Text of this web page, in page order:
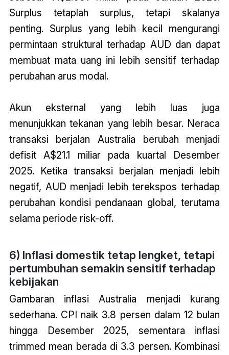
Surplus tetaplah surplus, tetapi skalanya
penting. Surplus yang lebih kecil mengurangi
permintaan struktural terhadap AUD dan dapat
membuat mata uang ini lebih sensitif terhadap
perubahan arus modal.
Akun eksternal yang lebih luas juga
menunjukkan tekanan yang lebih besar. Neraca
transaksi berjalan Australia berubah menjadi
defisit A$21.1 miliar pada kuartal Desember
2025. Ketika transaksi berjalan menjadi lebih
negatif, AUD menjadi lebih terekspos terhadap
perubahan kondisi pendanaan global, terutama
selama periode risk-off.
6) Inflasi domestik tetap lengket, tetapi
pertumbuhan semakin sensitif terhadap
kebijakan
Gambaran inflasi Australia menjadi kurang
sederhana. CPI naik 3.8 persen dalam 12 bulan
hingga Desember 2025, sementara inflasi
trimmed mean berada di 3.3 persen. Kombinasi